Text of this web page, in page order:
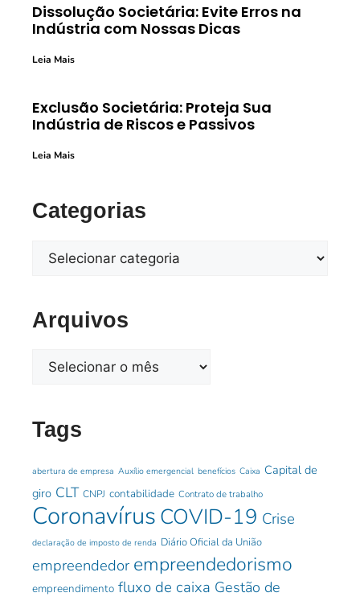
Dissolução Societária: Evite Erros na
Indústria com Nossas Dicas
Leia Mais
Exclusão Societária: Proteja Sua
Indústria de Riscos e Passivos
Leia Mais
Categorias
Arquivos
Tags
abertura de empresa Auxílio emergencial benefícios Caixa Capital de
giro CLT CNPJ contabilidade Contrato de trabalho
Coronavírus COVID-19 Crise
declaração de imposto de renda Diário Oficial da União
empreendedor empreendedorismo
empreendimento fluxo de caixa Gestão de